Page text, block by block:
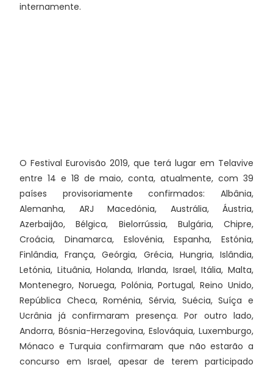
internamente.
O Festival Eurovisão 2019, que terá lugar em Telavive
entre 14 e 18 de maio, conta, atualmente, com 39
países provisoriamente confirmados: Albânia,
Alemanha, ARJ Macedónia, Austrália, Áustria,
Azerbaijão, Bélgica, Bielorrússia, Bulgária, Chipre,
Croácia, Dinamarca, Eslovénia, Espanha, Estónia,
Finlândia, França, Geórgia, Grécia, Hungria, Islândia,
Letónia, Lituânia, Holanda, Irlanda, Israel, Itália, Malta,
Montenegro, Noruega, Polónia, Portugal, Reino Unido,
República Checa, Roménia, Sérvia, Suécia, Suíça e
Ucrânia já confirmaram presença. Por outro lado,
Andorra, Bósnia-Herzegovina, Eslováquia, Luxemburgo,
Mónaco e Turquia confirmaram que não estarão a
concurso em Israel, apesar de terem participado